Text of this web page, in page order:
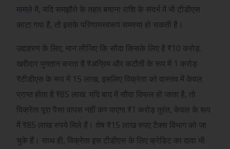
मामले में, यदि समझौते के तहत बयाना राशि के संदर्भ में भी टीडीएस
काटा गया है, तो इसके परिणामस्वरूप समस्या हो सकती है।
उदाहरण के लिए, मान लीजिए कि सौदा किसके लिए है₹10 करोड़.
खरीदार भुगतान करता है₹अग्रिम और कटौती के रूप में 1 करोड़
₹टीडीएस के रूप में 15 लाख, इसलिए विक्रेता को वास्तव में केवल
प्राप्त होता है₹85 लाख. यदि बाद में सौदा विफल हो जाता है, तो
विक्रेता पूरा पैसा वापस नहीं कर पाएगा ₹1 करोड़ तुरंत, केवल के रूप
में₹85 लाख रुपये मिले हैं। शेष ₹15 लाख रुपए टैक्स विभाग को जा
चुके हैं। साथ ही, विक्रेता इस टीडीएस के लिए क्रेडिट का दावा भी